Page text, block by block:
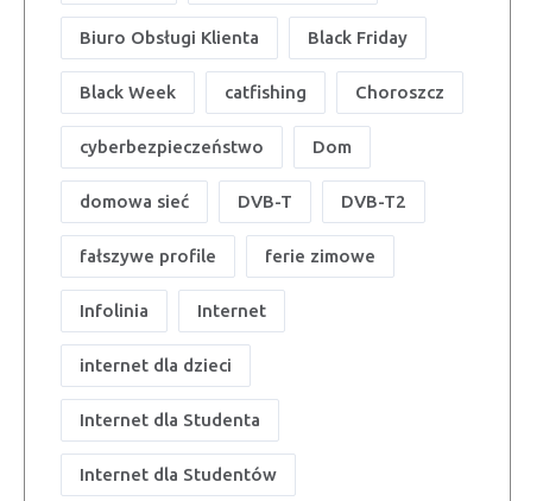
Biuro Obsługi Klienta Black Friday
Black Week catfishing Choroszcz
cyberbezpieczeństwo Dom
domowa sieć DVB-T DVB-T2
fałszywe profile ferie zimowe
Infolinia Internet
internet dla dzieci
Internet dla Studenta
Internet dla Studentów